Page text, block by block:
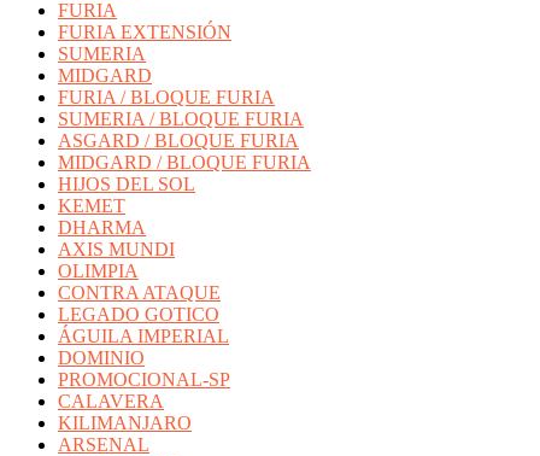
FURIA
FURIA EXTENSIÓN
SUMERIA
MIDGARD
FURIA / BLOQUE FURIA
SUMERIA / BLOQUE FURIA
ASGARD / BLOQUE FURIA
MIDGARD / BLOQUE FURIA
HIJOS DEL SOL
KEMET
DHARMA
AXIS MUNDI
OLIMPIA
CONTRA ATAQUE
LEGADO GOTICO
ÁGUILA IMPERIAL
DOMINIO
PROMOCIONAL-SP
CALAVERA
KILIMANJARO
ARSENAL